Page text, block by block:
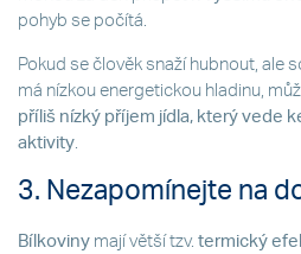
pohyb se počítá.
Pokud se člověk snaží hubnout, ale
má nízkou energetickou hladinu,
příliš nízký příjem jídla, který vede
aktivity
3. Nezapomínejte na
Bílkoviny mají větší tzv. termický